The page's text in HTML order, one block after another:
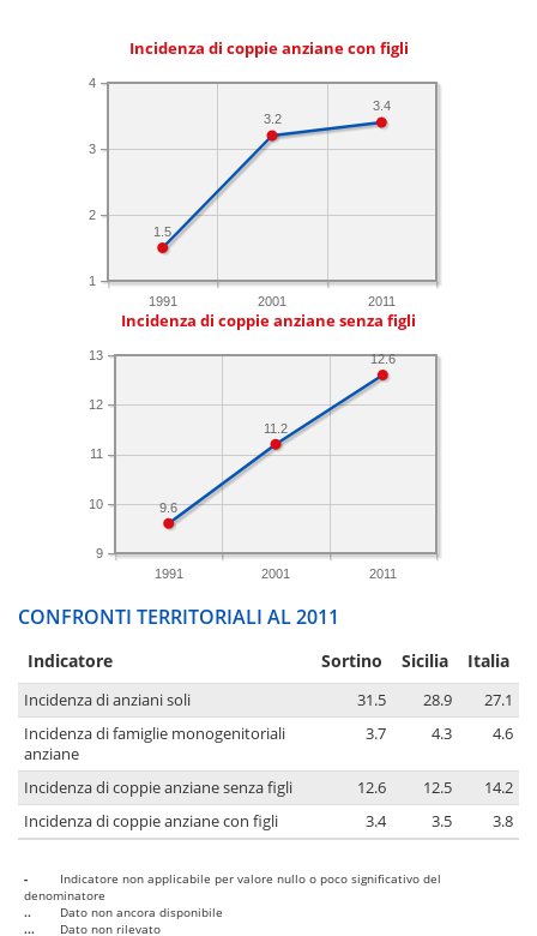
Incidenza di coppie anziane con figli
1991 2001 2011
1
2
3
4
3.4
3.2
1.5
Incidenza di coppie anziane senza figli
1991 2001 2011
9
10
11
12
13 12.6
11.2
9.6
CONFRONTI TERRITORIALI AL 2011
Indicatore Sortino Sicilia Italia
Incidenza di anziani soli 31.5 28.9
27.1
Incidenza di famiglie monogenitoriali
anziane
3.7 4.3 4.6
Incidenza di coppie anziane senza figli 12.6 12.5
14.2
Incidenza di coppie anziane con figli
3.4 3.5 3.8
-
Indicatore non applicabile per valore nullo o poco significativo del
denominatore
..
Dato non ancora disponibile
...
Dato non rilevato